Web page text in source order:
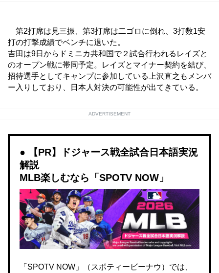
第2打席は見三振、第3打席は二ゴロに倒れ、3打数1安
打の打撃成績でベンチに退いた。
吉田は9日からドミニカ共和国で２試合行われるレイズと
のオープン戦に帯同予定。レイズとマイナー契約を結び、
招待選手としてキャンプに参加している上沢直之もメンバ
ー入りしており、日本人対決の可能性が出てきている。
ADVERTISEMENT
【PR】ドジャース戦全試合日本語実況
解説
MLB楽しむなら「SPOTV NOW」
「SPOTV NOW」（スポティービーナウ）では、